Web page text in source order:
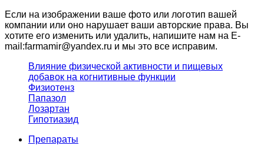
Если на изображении ваше фото или логотип вашей
компании или оно нарушает ваши авторские права. Вы
хотите его изменить или удалить, напишите нам на E-
mail:farmamir@yandex.ru и мы это все исправим.
Влияние физической активности и пищевых
добавок на когнитивные функции
Физиотенз
Папазол
Лозартан
Гипотиазид
Препараты